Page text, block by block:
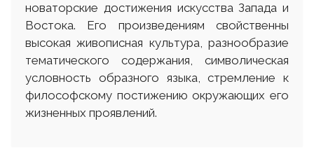
новаторские достижения искусства Запада и
Востока. Его произведениям свойственны
высокая живописная культура, разнообразие
тематического содержания, символическая
условность образного языка, стремление к
философскому постижению окружающих его
жизненных проявлений.